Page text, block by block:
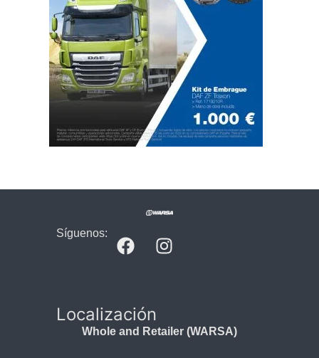
Síguenos:
Localización
Whole and Retailer (WARSA)